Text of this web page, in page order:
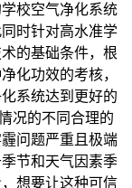
校空气净化系统
时针对高水准学
的基础条件，根
化功效的考核，
系统达到更好的
况的不同合理的
问题严重且极端
节和天气因素季
想要让这种可信